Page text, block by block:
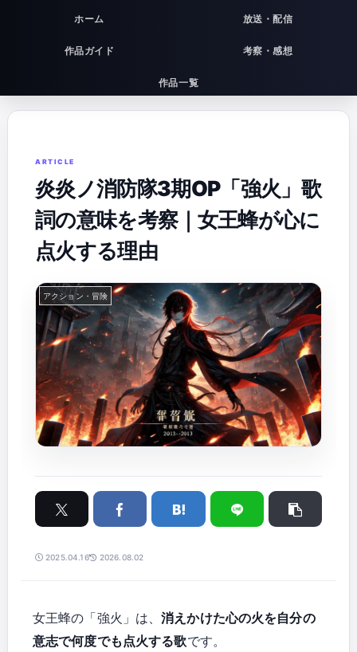
ホーム 放送・配信
作品ガイド 考察・感想
作品一覧
炎炎ノ消防隊3期OP「強火」歌
詞の意味を考察｜女王蜂が心に
点火する理由
アクション・冒険
2025.04.16 2026.08.02
女王蜂の「強火」は、消えかけた心の火を自分の
意志で何度でも点火する歌です。